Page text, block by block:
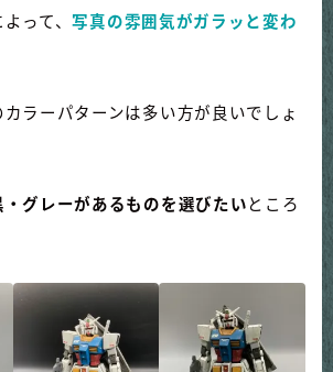
って、写真の雰囲気がガラッと変わ
ラーパターンは多い方が良いでしょ
・グレーがあるものを選びたい ところ